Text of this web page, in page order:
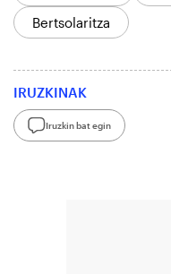
Bertsolaritza
IRUZKINAK
Iruzkin bat egin